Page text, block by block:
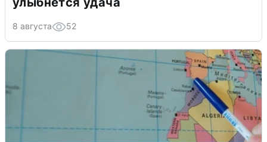
8 августа 52